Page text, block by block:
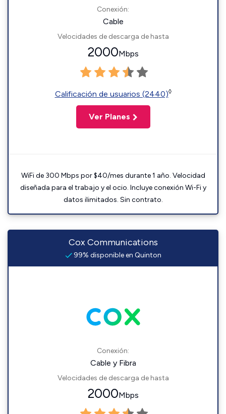
Conexión:
Cable
Velocidades de descarga de hasta
2000Mbps
Calificación de usuarios (2440)◊
Ver Planes
WiFi de 300 Mbps por $40/mes durante 1 año. Velocidad
diseñada para el trabajo y el ocio. Incluye conexión Wi-Fi y
datos ilimitados. Sin contrato.
Cox Communications
99% disponible en Quinton
Conexión:
Cable y Fibra
Velocidades de descarga de hasta
2000Mbps